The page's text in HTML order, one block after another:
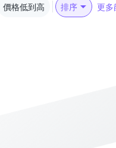
價格低到高 排序 更多